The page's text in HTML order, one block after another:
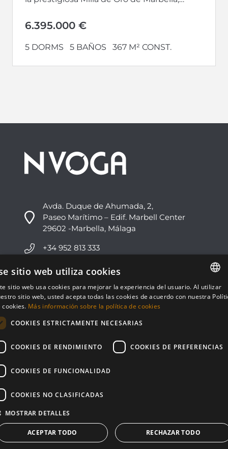
6.395.000 €
5 DORMS 5 BAÑOS 367 M² CONST.
Avda. Duque de Ahumada, 2,
Paseo Marítimo – Edif. Marbell Center
29602 -Marbella, Málaga
+34 952 813 333
info@nvoga.com
C. del Ciervo, 1D
Urbanización Los Monteros
© NVOGA 2024 · Cookies· Built byinmoba
ENGLISH
sitio web utiliza cookies
sitio web usa cookies para mejorar la experiencia del usuario. Al utilizar
sitio web, usted acepta todas las cookies de acuerdo con nuestra
cookies. Más información sobre la política de cookies
COOKIES ESTRICTAMENTE NECESARIAS
COOKIES DE RENDIMIENTO COOKIES DE PREFERENCIAS
COOKIES DE FUNCIONALIDAD
COOKIES NO CLASIFICADAS
MOSTRAR DETALLES
ACEPTAR TODO RECHAZAR TODO